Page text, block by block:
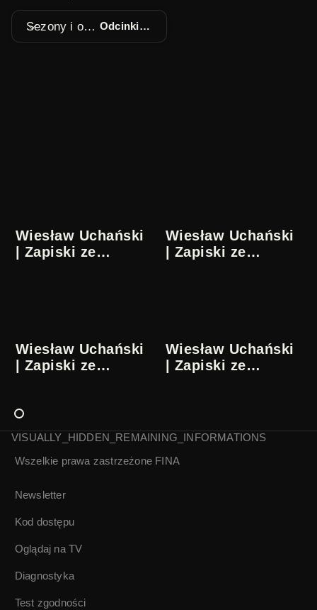
Sezony i odcinki Odcinki 1 - 5
Wiesław Uchański
| Zapiski ze
Wiesław Uchański
| Zapiski ze
Wiesław Uchański
| Zapiski ze
Wiesław Uchański
| Zapiski ze
Wiesław Uchański
współczesności |
VISUALLY_HIDDEN_REMAINING_INFORMATIONS
Wszelkie prawa zastrzeżone FINA
Newsletter
Kod dostępu
Oglądaj na TV
Diagnostyka
Test zgodności